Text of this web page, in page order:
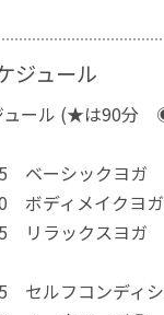
ジュール
ュール (★は90分
ベーシックヨガ
ボディメイクヨ
リラックスヨガ
セルフコンディ